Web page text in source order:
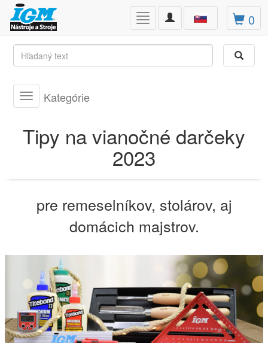
Toggle
navigation
Toggle
navigation
0
Toggle
navigation
Kategórie
Tipy na vianočné darčeky
2023
pre remeselníkov, stolárov, aj
domácich majstrov.